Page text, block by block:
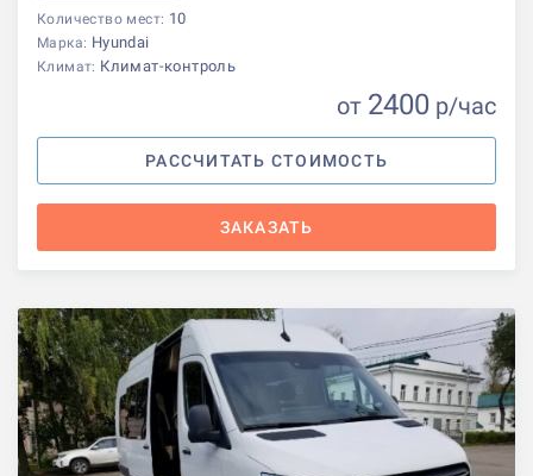
Количество мест: 10
Марка: Hyundai
Климат: Климат-контроль
от 2400 р/час
РАССЧИТАТЬ СТОИМОСТЬ
ЗАКАЗАТЬ